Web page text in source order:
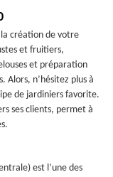
création de votre
et fruitiers,
et préparation
Alors, n’hésitez plus à
de jardiniers favorite.
ses clients, permet à
est l’une des